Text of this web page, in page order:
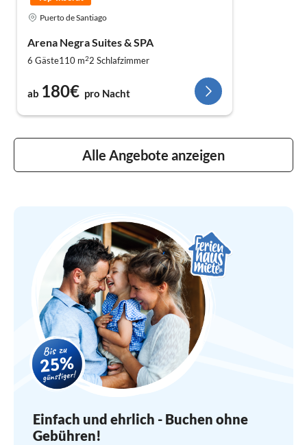
Puerto de Santiago
Arena Negra Suites & SPA
6 Gäste110 m22 Schlafzimmer
ab 180€ pro Nacht
Alle Angebote anzeigen
Einfach und ehrlich - Buchen ohne
Gebühren!